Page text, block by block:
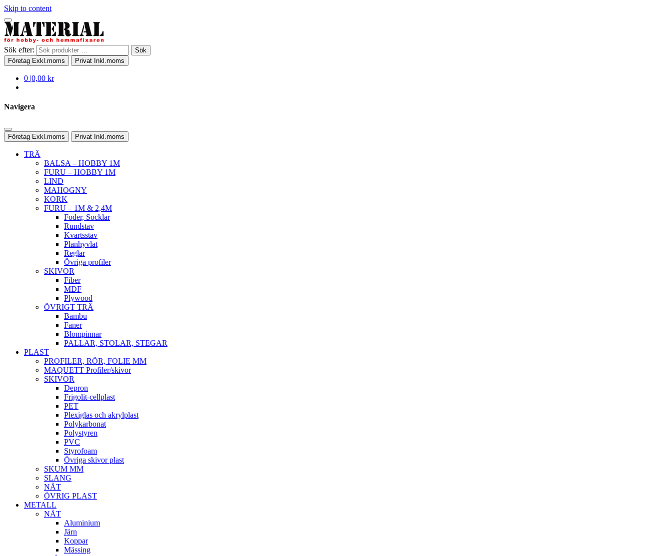
Skip to content
Sök efter:
Sök
Företag Exkl.moms Privat Inkl.moms
0 |0,00 kr
Navigera
Företag Exkl.moms Privat Inkl.moms
TRÄ
BALSA – HOBBY 1M
FURU – HOBBY 1M
LIND
MAHOGNY
KORK
FURU – 1M & 2,4M
Foder, Socklar
Rundstav
Kvartsstav
Planhyvlat
Reglar
Övriga profiler
SKIVOR
Fiber
MDF
Plywood
ÖVRIGT TRÄ
Bambu
Faner
Blompinnar
PALLAR, STOLAR, STEGAR
PLAST
PROFILER, RÖR, FOLIE MM
MAQUETT Profiler/skivor
SKIVOR
Depron
Frigolit-cellplast
PET
Plexiglas och akrylplast
Polykarbonat
Polystyren
PVC
Styrofoam
Övriga skivor plast
SKUM MM
SLANG
NÄT
ÖVRIG PLAST
METALL
NÄT
Aluminium
Järn
Koppar
Mässing